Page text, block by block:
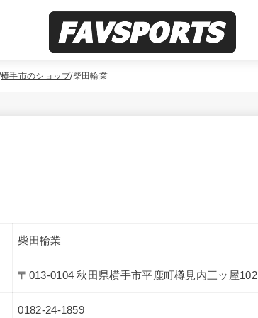
横手市のショップ 柴田輪業
柴田輪業
〒013-0104 秋田県横手市平鹿町樽見内三ッ屋102
0182-24-1859